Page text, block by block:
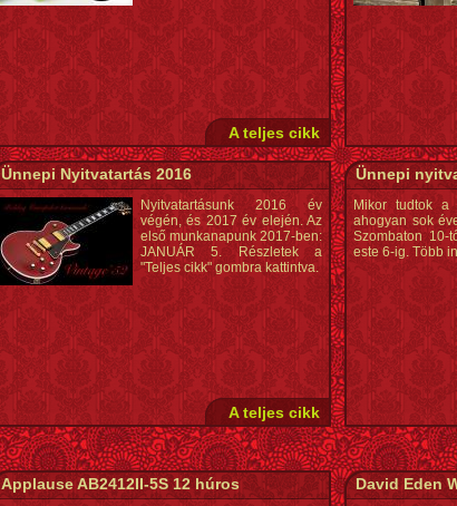
A teljes cikk
Ünnepi Nyitvatartás 2016
Nyitvatartásunk 2016 év
végén, és 2017 év elején. Az
első munkanapunk 2017-ben:
JANUÁR 5. Részletek a
"Teljes cikk" gombra kattintva.
A teljes cikk
Ünnepi
Mikor tudtok a
ahogyan sok
Szombaton 10-
este 6-ig. Több
Applause AB2412II-5S 12 húros David Eden